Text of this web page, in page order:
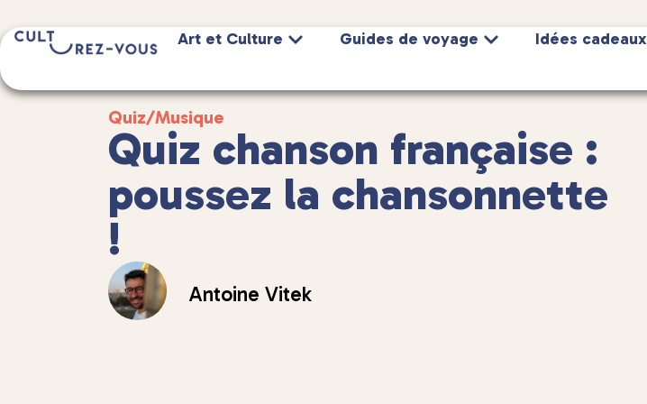
Art et Culture Guides de voyage Idées cadeaux
Quiz/Musique
Quiz chanson française :
poussez la chansonnette
!
Antoine Vitek